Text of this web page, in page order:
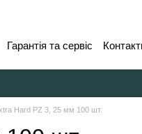
Гарантія та сервіс
Hard PZ 3, 25 мм 100 шт.